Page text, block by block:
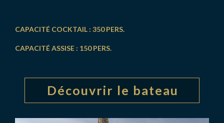
CAPACITÉ COCKTAIL : 350 PERS.
CAPACITÉ ASSISE : 150 PERS.
Découvrir le bateau